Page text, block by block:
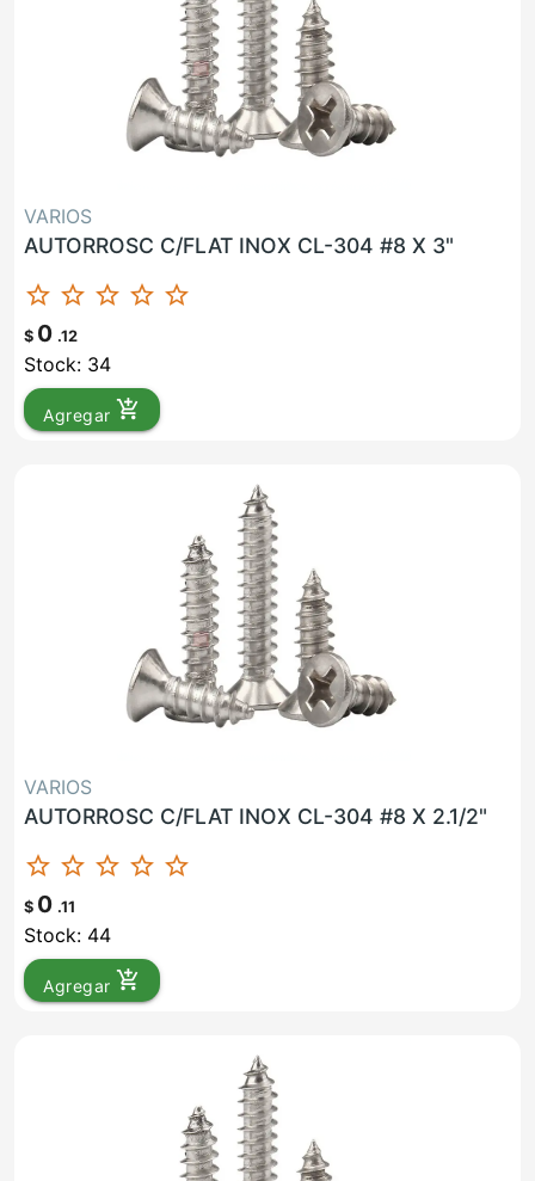
VARIOS
AUTORROSC C/FLAT INOX CL-304 #8 X 3"
star_border star_border star_border star_border star_border
$ 0 .12
Stock: 34
Agregar add_shopping_cart
VARIOS
AUTORROSC C/FLAT INOX CL-304 #8 X 2.1/2"
star_border star_border star_border star_border star_border
$ 0 .11
Stock: 44
Agregar add_shopping_cart